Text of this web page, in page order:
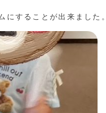
することが出来ました。